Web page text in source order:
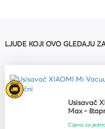
LJUDE KOJI OVO GLEDAJU
Usisavač
Max -
Cijena za